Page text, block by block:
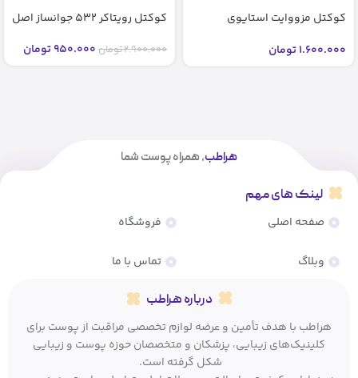
کوکتل مزووایت استایوی
1.600.000تومان
کوکتل رویتاکر 532 جوانساز اصل
2.900.000تومان 950.000تومان
هراطب، همراه پوست شما
لینک های مهم
صفحه اصلی
وبلاگ
فروشگاه
تماس با ما
درباره هراطب
هراطب با هدف تأمین و عرضه لوازم تخصصی مراقبت از پوست برای
کلینیک‌های زیبایی، پزشکان و متخصصان حوزه پوست و زیبایی
شکل گرفته است.